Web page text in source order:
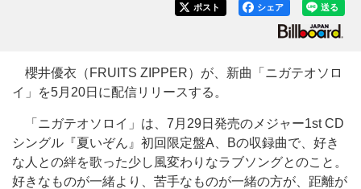
送る
シェア
ポスト
櫻井優衣（FRUITS ZIPPER）が、新曲「ニガテオソロ
イ」を5月20日に配信リリースする。
「ニガテオソロイ」は、7月29日発売のメジャー1st CD
シングル『夏いぞん』初回限定盤A、Bの収録曲で、好き
な人との絆を歌った少し風変わりなラブソングとのこと。
好きなものが一緒より、苦手なものが一緒の方が、距離が